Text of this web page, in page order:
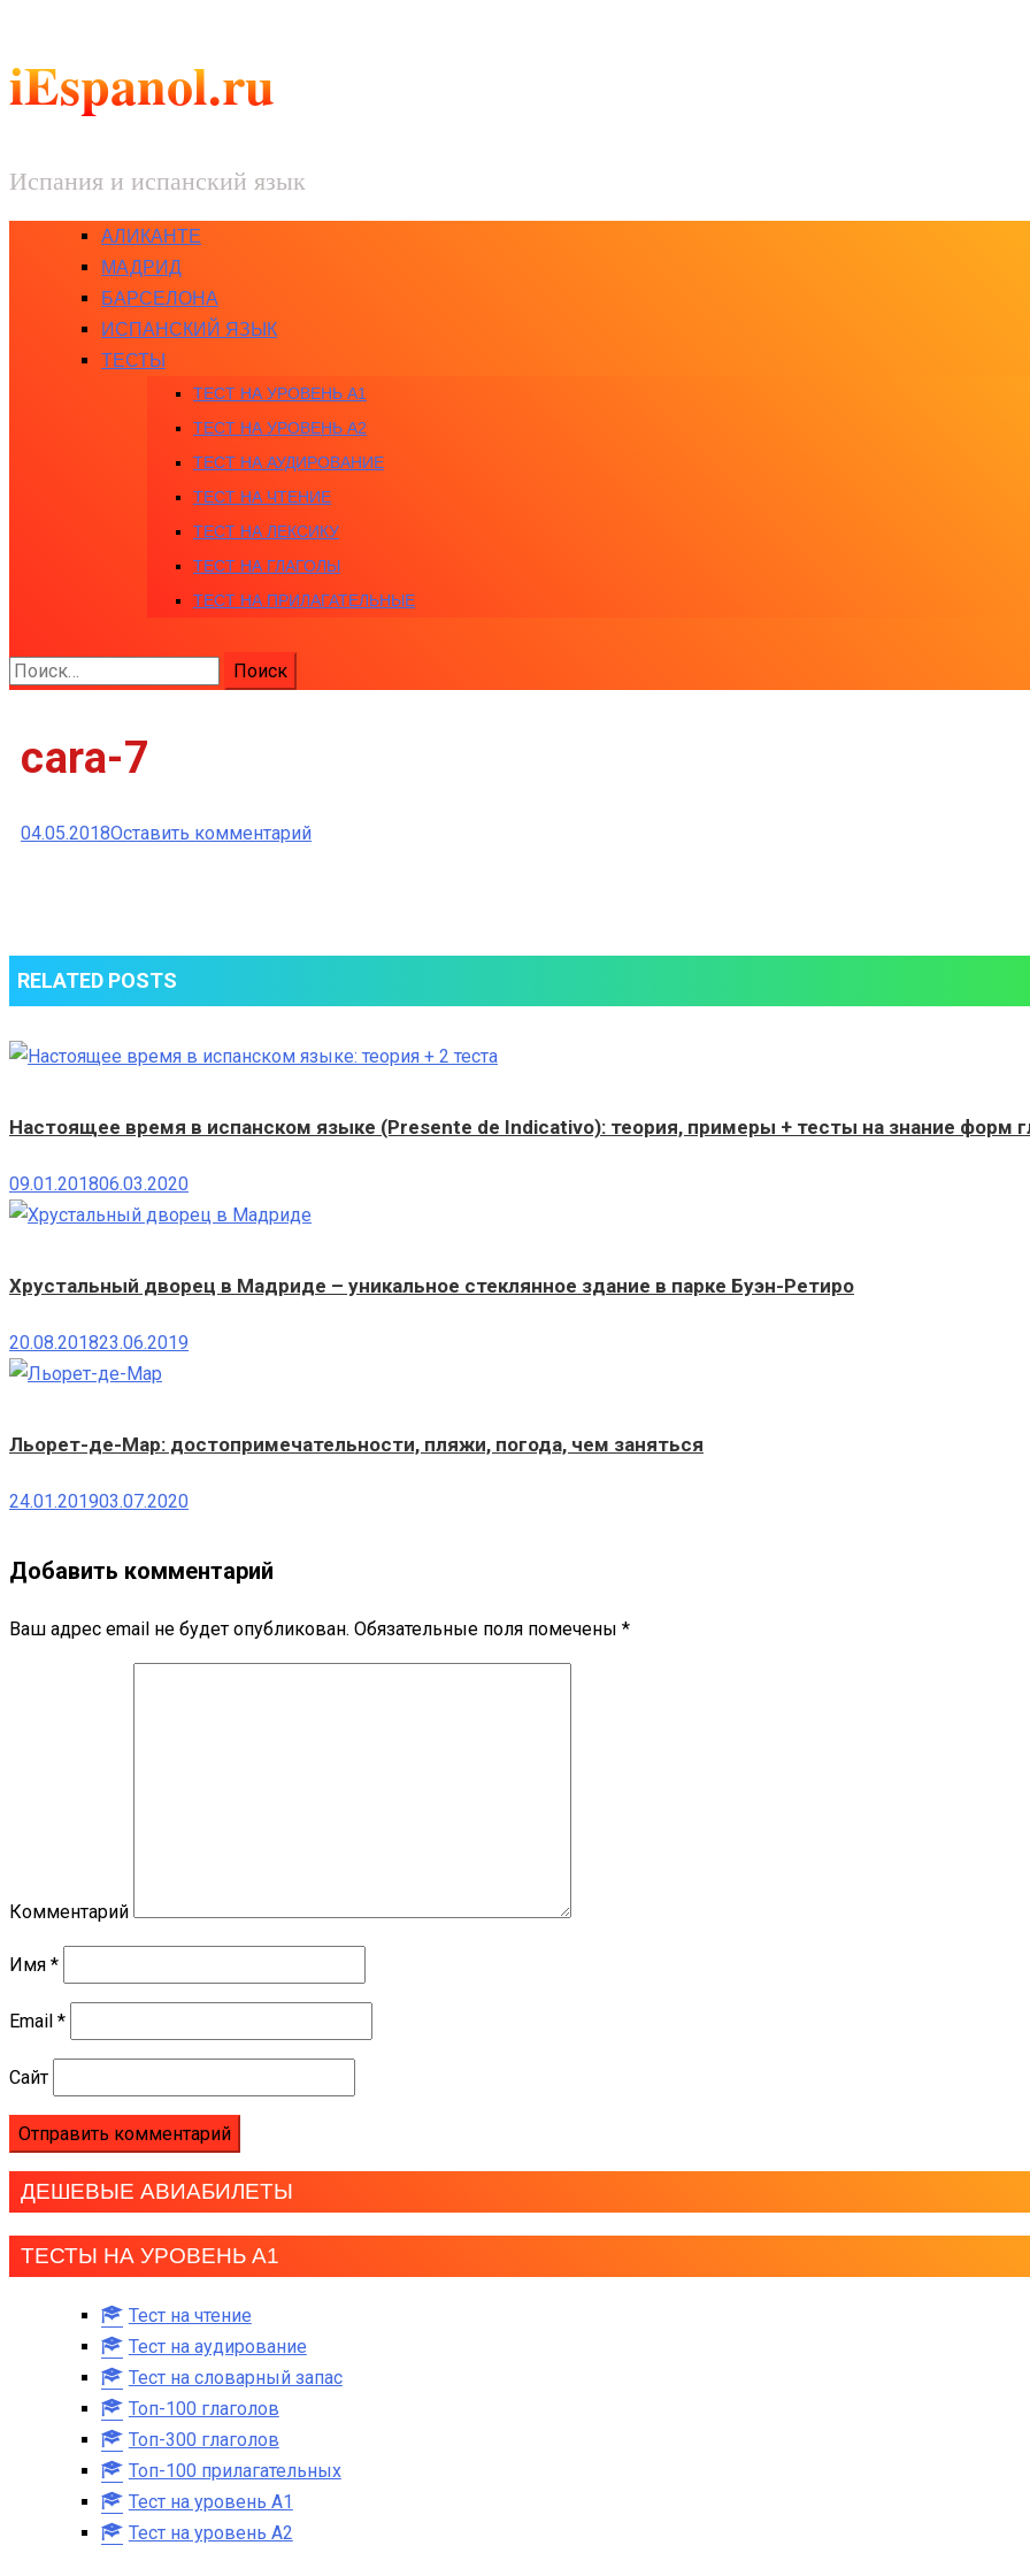
iEspanol.ru
Испания и испанский язык
АЛИКАНТЕ
МАДРИД
БАРСЕЛОНА
ИСПАНСКИЙ ЯЗЫК
ТЕСТЫ
ТЕСТ НА УРОВЕНЬ A1
ТЕСТ НА УРОВЕНЬ A2
ТЕСТ НА АУДИРОВАНИЕ
ТЕСТ НА ЧТЕНИЕ
ТЕСТ НА ЛЕКСИКУ
ТЕСТ НА ГЛАГОЛЫ
ТЕСТ НА ПРИЛАГАТЕЛЬНЫЕ
Найти:
cara-7
04.05.2018Оставить комментарийк
RELATED POSTS
Настоящее время в испанском языке (Presente de Indicativo): теория, примеры + тесты на знание форм
09.01.201806.03.2020
Хрустальный дворец в Мадриде – уникальное стеклянное здание в парке Буэн-Ретиро
20.08.201823.06.2019
Льорет-де-Мар: достопримечательности, пляжи, погода, чем заняться
24.01.201903.07.2020
Добавить комментарий
Ваш адрес email не будет опубликован. Обязательные поля помечены *
Комментарий
Имя *
Email *
Сайт
ДЕШЕВЫЕ АВИАБИЛЕТЫ
ТЕСТЫ НА УРОВЕНЬ А1
Тест на чтение
Тест на аудирование
Тест на словарный запас
Топ-100 глаголов
Топ-300 глаголов
Топ-100 прилагательных
Тест на уровень A1
Тест на уровень A2